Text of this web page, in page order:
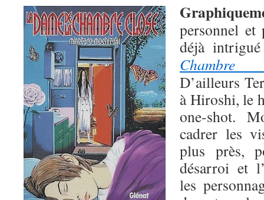
personnel et
déjà
Chambre
D’ailleurs
à Hiroshi, le
one-shot.
cadrer les
plus près,
désarroi et
les